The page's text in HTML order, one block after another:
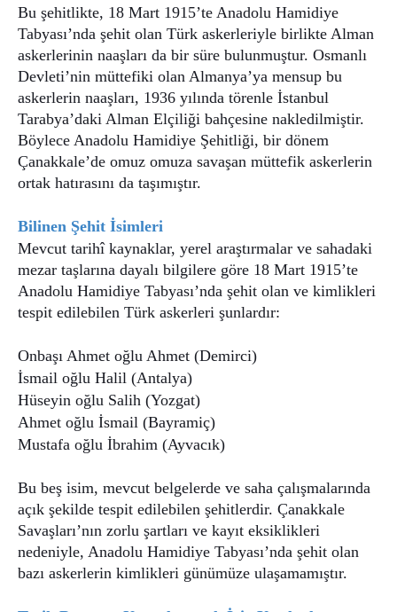
Bu şehitlikte, 18 Mart 1915’te Anadolu Hamidiye
Tabyası’nda şehit olan Türk askerleriyle birlikte Alman
askerlerinin naaşları da bir süre bulunmuştur. Osmanlı
Devleti’nin müttefiki olan Almanya’ya mensup bu
askerlerin naaşları, 1936 yılında törenle İstanbul
Tarabya’daki Alman Elçiliği bahçesine nakledilmiştir.
Böylece Anadolu Hamidiye Şehitliği, bir dönem
Çanakkale’de omuz omuza savaşan müttefik askerlerin
ortak hatırasını da taşımıştır.
Bilinen Şehit İsimleri
Mevcut tarihî kaynaklar, yerel araştırmalar ve sahadaki
mezar taşlarına dayalı bilgilere göre 18 Mart 1915’te
Anadolu Hamidiye Tabyası’nda şehit olan ve kimlikleri
tespit edilebilen Türk askerleri şunlardır:
Onbaşı Ahmet oğlu Ahmet (Demirci)
İsmail oğlu Halil (Antalya)
Hüseyin oğlu Salih (Yozgat)
Ahmet oğlu İsmail (Bayramiç)
Mustafa oğlu İbrahim (Ayvacık)
Bu beş isim, mevcut belgelerde ve saha çalışmalarında
açık şekilde tespit edilebilen şehitlerdir. Çanakkale
Savaşları’nın zorlu şartları ve kayıt eksiklikleri
nedeniyle, Anadolu Hamidiye Tabyası’nda şehit olan
bazı askerlerin kimlikleri günümüze ulaşamamıştır.